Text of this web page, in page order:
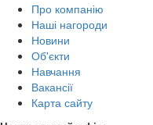
Про компанію
Наші нагороди
Новини
Об'єкти
Навчання
Вакансії
Карта сайту